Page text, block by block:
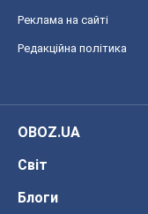
Реклама на сайті
Редакційна політика
OBOZ.UA
Світ
Блоги